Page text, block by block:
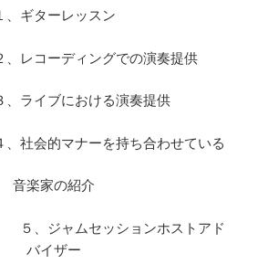
、ギターレッスン
ディングでの演奏提供
ブにおける演奏提供
ナーを持ち合わせている
音楽家の紹介
ッションホストアド
バイザー